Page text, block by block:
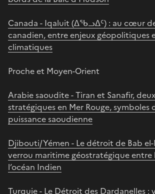
Canada - Iqaluit (ᐃᖃᓗᐃᑦ) : au cœur
canadien, entre enjeux géopolitiques
climatiques
Proche et Moyen-Orient
Arabie saoudite - Tiran et Sanafir,
stratégiques en Mer Rouge, symboles
puissance saoudienne
Djibouti/Yémen - Le détroit de Bab
verrou maritime géostratégique entre
l’océan Indien
Turquie - Le Détroit des Dardanelles :